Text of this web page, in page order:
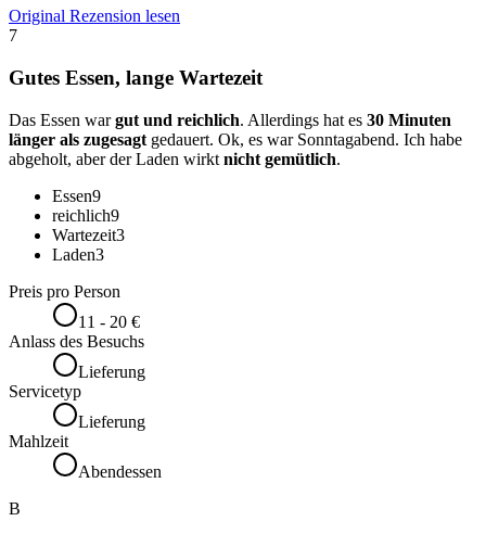
Original Rezension lesen
7
Gutes Essen, lange Wartezeit
Das Essen wargut und reichlich. Allerdings hat es 30 Minuten
länger als zugesagt gedauert. Ok, es war Sonntagabend. Ich habe
abgeholt, aber der Laden wirkt nicht gemütlich.
Essen9
reichlich9
Wartezeit3
Laden3
Preis pro Person
11 - 20 €
Anlass des Besuchs
Lieferung
Servicetyp
Lieferung
Mahlzeit
Abendessen
B